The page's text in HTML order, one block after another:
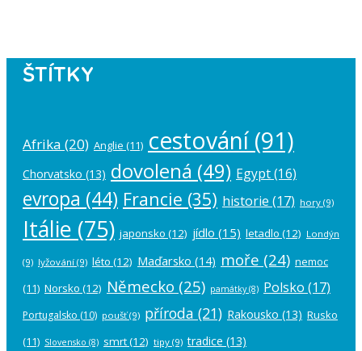
ŠTÍTKY
Afrika (20) Anglie (11) cestování(91)
Chorvatsko (13) dovolená (49) Egypt(16)
evropa (44) Francie (35) historie (17) hory (9)
Itálie (75) japonsko (12) jídlo (15) letadlo (12) Londýn
(9) lyžování (9) léto (12) Maďarsko (14) moře (24) nemoc
(11) Norsko (12) Německo (25) památky(8) Polsko (17)
Portugalsko (10) poušť(9) příroda (21) Rakousko (13) Rusko
(11) Slovensko (8) smrt(12) tipy (9) tradice (13)